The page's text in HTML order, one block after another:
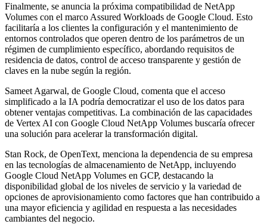
Finalmente, se anuncia la próxima compatibilidad de NetApp
Volumes con el marco Assured Workloads de Google Cloud. Esto
facilitaría a los clientes la configuración y el mantenimiento de
entornos controlados que operen dentro de los parámetros de un
régimen de cumplimiento específico, abordando requisitos de
residencia de datos, control de acceso transparente y gestión de
claves en la nube según la región.
Sameet Agarwal, de Google Cloud, comenta que el acceso
simplificado a la IA podría democratizar el uso de los datos para
obtener ventajas competitivas. La combinación de las capacidades
de Vertex AI con Google Cloud NetApp Volumes buscaría ofrecer
una solución para acelerar la transformación digital.
Stan Rock, de OpenText, menciona la dependencia de su empresa
en las tecnologías de almacenamiento de NetApp, incluyendo
Google Cloud NetApp Volumes en GCP, destacando la
disponibilidad global de los niveles de servicio y la variedad de
opciones de aprovisionamiento como factores que han contribuido a
una mayor eficiencia y agilidad en respuesta a las necesidades
cambiantes del negocio.